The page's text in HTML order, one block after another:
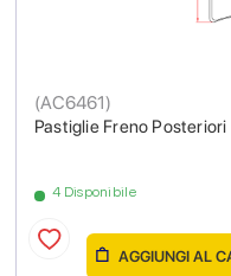
Pastiglie Freno
(AC6461)
4 Disponibile
AGGIUNGI AL